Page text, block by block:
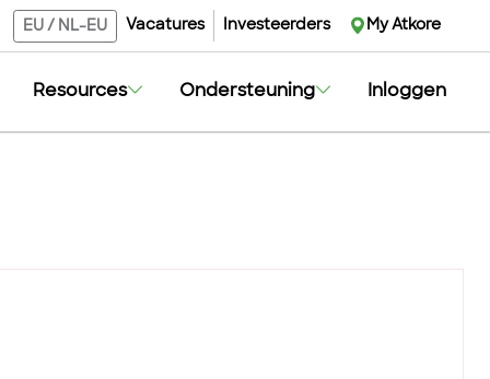
EU / NL-EU Vacatures Investeerders My Atkore
Resources Ondersteuning Inloggen